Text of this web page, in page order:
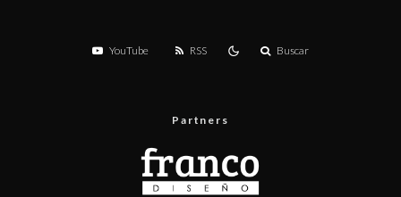
YouTube RSS Buscar
Partners